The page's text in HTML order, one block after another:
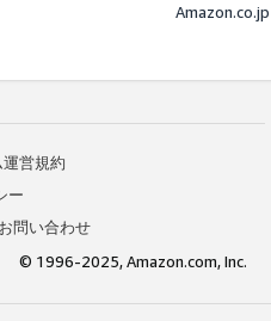
営規約
ー
お問い合わせ
© 1996-2025, Amazon.com, Inc.